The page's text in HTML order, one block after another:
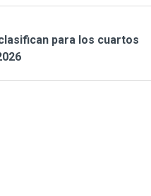
para los cuartos